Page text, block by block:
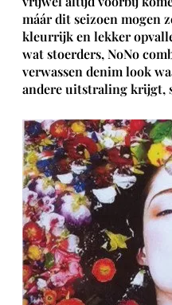
máár dit seizoen mogen
kleurrijk en lekker
wat stoerders, NoNo
verwassen denim look
andere uitstraling krijgt,